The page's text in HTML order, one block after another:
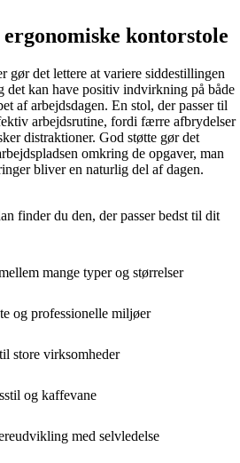
kontorstole
gør det lettere at variere siddestillingen
det kan have positiv indvirkning på både
af arbejdsdagen. En stol, der passer til
arbejdsrutine, fordi færre afbrydelser
distraktioner. God støtte gør det
omkring de opgaver, man
bliver en naturlig del af dagen.
finder du den, der passer bedst til dit
mange typer og størrelser
og professionelle miljøer
store virksomheder
og kaffevane
med selvledelse